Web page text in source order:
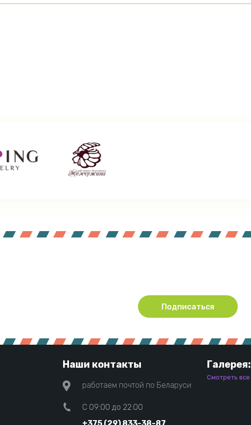
Подписаться
Наши контакты
работаем почтой по Беларуси
C 09:00 до 22:00
Галерея:
Смотреть все